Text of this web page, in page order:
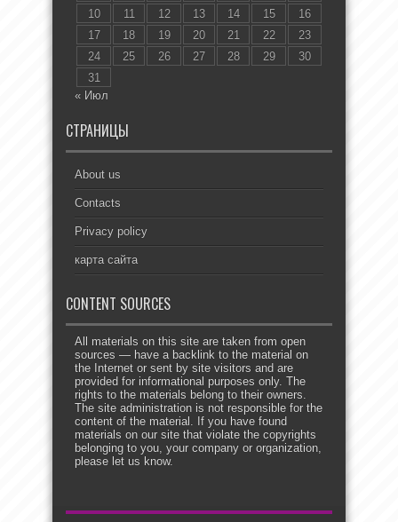
10
11 12 13 14 15
16
17
18 19 20 21 22
23
24
25 26 27 28 29
30
31
« Июл
СТРАНИЦЫ
About us
Contacts
Privacy policy
карта сайта
CONTENT SOURCES
All materials on this site are taken from open
sources — have a backlink to the material on
the Internet or sent by site visitors and are
provided for informational purposes only. The
rights to the materials belong to their owners.
The site administration is not responsible for the
content of the material. If you have found
materials on our site that violate the copyrights
belonging to you, your company or organization,
please let us know.